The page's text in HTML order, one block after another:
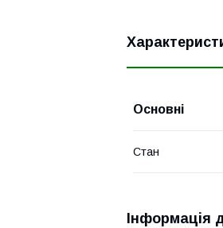
Основні
Стан
Інформація